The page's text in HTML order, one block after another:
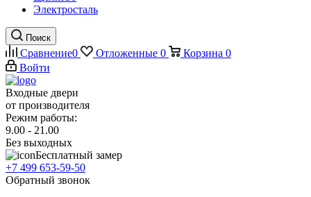
Электросталь
Поиск
Сравнение0 Отложенные 0 Корзина 0
Войти
Входные двери
от производителя
Режим работы:
9.00 - 21.00
Без выходных
Бесплатный замер
+7 499 653-59-50
Обратный звонок